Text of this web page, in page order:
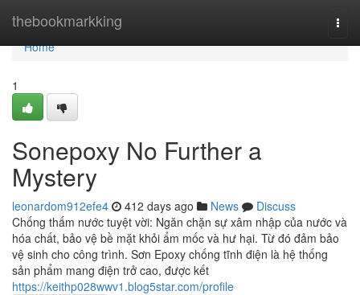
thebookmarkking
Home
Home
1
Sonepoxy No Further a
Mystery
leonardom912efe4 412 days ago News
Discuss
Chống thấm nước tuyệt vời: Ngăn chặn sự xâm nhập của nước và
hóa chất, bảo vệ bề mặt khỏi ẩm mốc và hư hại. Từ đó đảm bảo
vệ sinh cho công trình. Sơn Epoxy chống tĩnh điện là hệ thống
sản phẩm mang điện trở cao, được kết
https://keithp028wwv1.blog5star.com/profile